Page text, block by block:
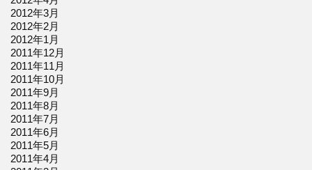
2012年3月
2012年2月
2012年1月
2011年12月
2011年11月
2011年10月
2011年9月
2011年8月
2011年7月
2011年6月
2011年5月
2011年4月